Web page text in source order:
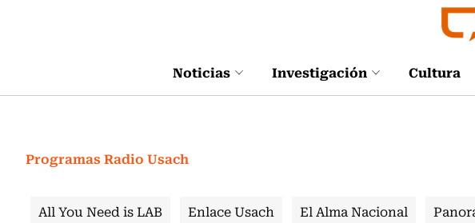
Noticias Investigación Cultura
Programas Radio Usach
All You Need is LAB Enlace Usach El Alma Nacional